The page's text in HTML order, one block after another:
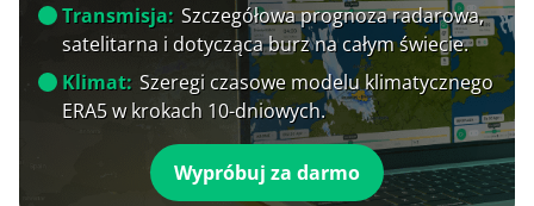
Transmisja: Szczegółowa prognoza radarowa,
satelitarna i dotycząca burz na całym świecie.
Klimat: Szeregi czasowe modelu klimatycznego
ERA5 w krokach 10-dniowych.
Wypróbuj za darmo